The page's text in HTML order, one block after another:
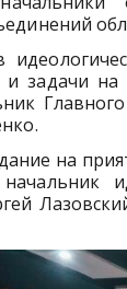
и задачи
на